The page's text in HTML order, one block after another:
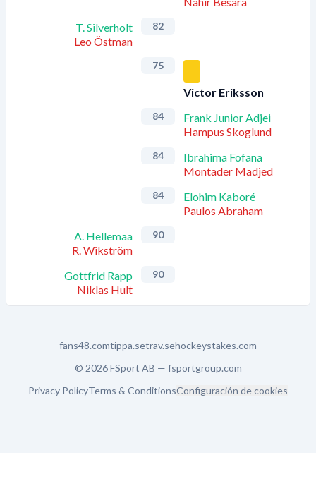
T. Silverholt
Leo Östman
82
75
Victor Eriksson
84
Frank Junior Adjei
Hampus Skoglund
84
Ibrahima Fofana
Montader Madjed
84
Elohim Kaboré
Paulos Abraham
A. Hellemaa
R. Wikström
90
Gottfrid Rapp
Niklas Hult
90
fans48.comtippa.setrav.sehockeystakes.com
© 2026 FSport AB — fsportgroup.com
Privacy PolicyTerms & ConditionsConfiguración de cookies